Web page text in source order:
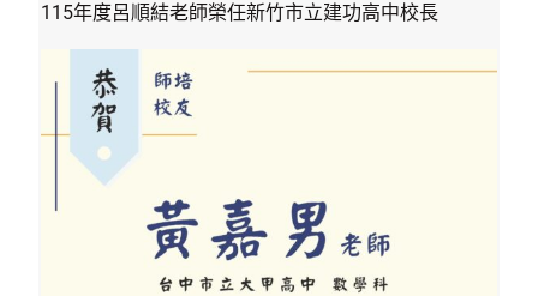
115年度呂順結老師榮任新竹市立建功高中校長